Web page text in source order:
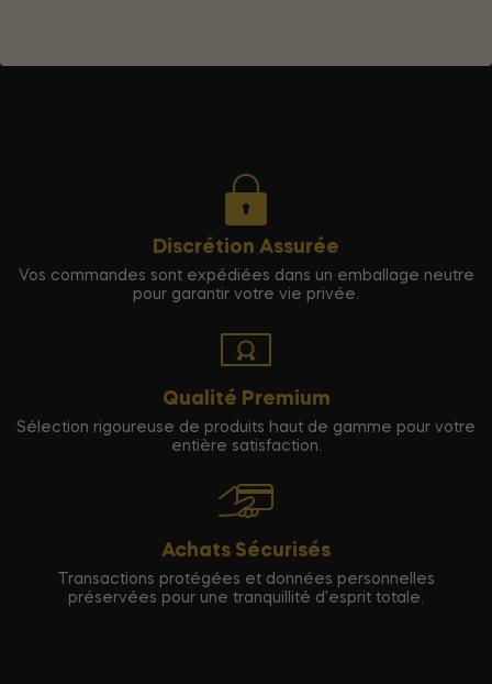
Discrétion Assurée
Vos commandes sont expédiées dans un emballage neutre
pour garantir votre vie privée.
Qualité Premium
Sélection rigoureuse de produits haut de gamme pour votre
entière satisfaction.
Achats Sécurisés
Transactions protégées et données personnelles
préservées pour une tranquillité d'esprit totale.